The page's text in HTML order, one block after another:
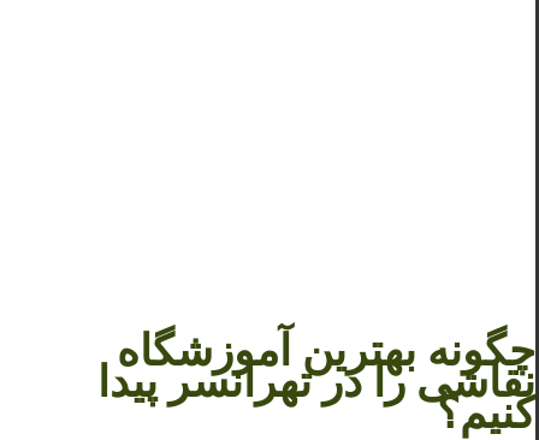
چگونه بهترین آموزشگاه
نقاشی را در تهرانسر پیدا
کنیم؟